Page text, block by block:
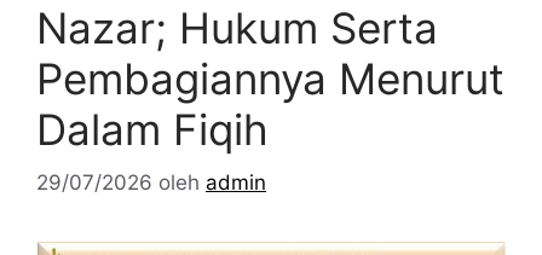
Nazar; Hukum Serta
Pembagiannya Menurut
Dalam Fiqih
29/07/2026 oleh admin